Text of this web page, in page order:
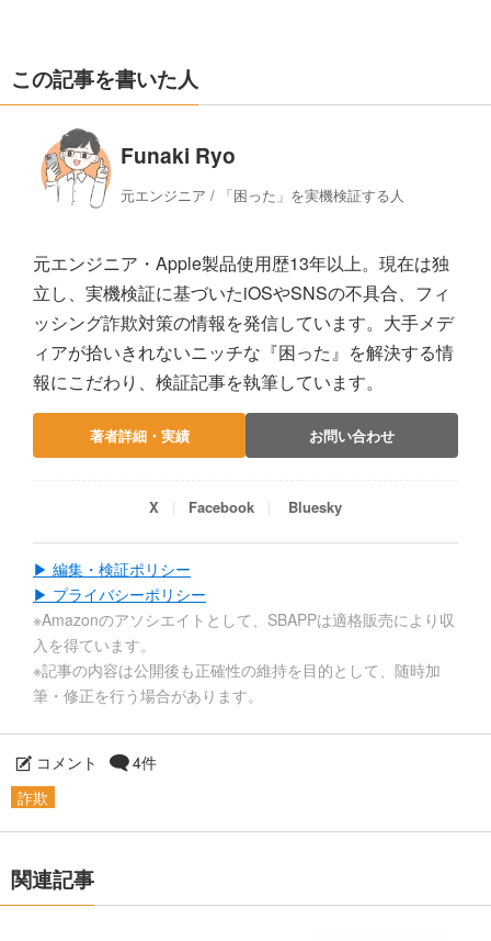
この記事を書いた人
Funaki Ryo
元エンジニア / 「困った」を実機検証する人
元エンジニア・Apple製品使用歴13年以上。現在は独
立し、実機検証に基づいたiOSやSNSの不具合、フィ
ッシング詐欺対策の情報を発信しています。大手メデ
ィアが拾いきれないニッチな『困った』を解決する情
報にこだわり、検証記事を執筆しています。
著者詳細・実績 お問い合わせ
X Facebook Bluesky
▶ 編集・検証ポリシー
▶ プライバシーポリシー
※Amazonのアソシエイトとして、SBAPPは適格販売により収
入を得ています。
※記事の内容は公開後も正確性の維持を目的として、随時加
筆・修正を行う場合があります。
コメント
4件
詐欺
関連記事